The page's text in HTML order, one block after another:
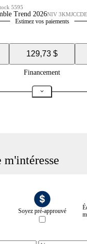
5595
Trend 2026NIV
Estimez vos paiements
129,73 $
Financement
Soyez pré-approuvé